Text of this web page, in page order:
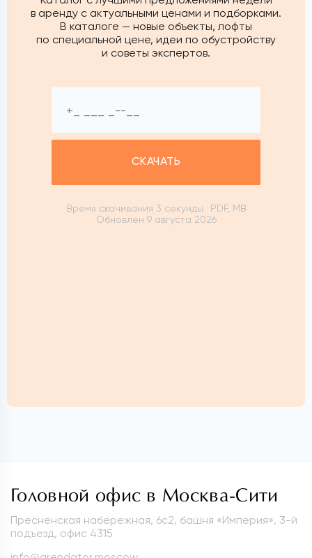
в аренду с актуальными ценами и подборками.
В каталоге — новые объекты, лофты
по специальной цене, идеи по обустройству
и советы экспертов.
СКАЧАТЬ
Время скачивания 3 секунды
PDF, MB
Обновлен 9 августа 2026
Головной офис в Москва-Сити
Пресненская набережная, 6с2, башня «Империя», 3-й
подъезд, офис 4315